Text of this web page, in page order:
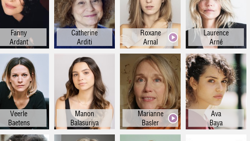
Arabe
Littéraire
Chinois
Portugais
Polonais
Kabyle
Vietnamien
Roumain
Créole
Arielle LÉVA
Valentine JAMMET
Thomas RAMON
Michelle LE GAFFRIC
Paul COURALET
Guillaume BÉNIT
Tous
Fanny
Ardant
Catherine
Arditi
Roxane
Arnal
Laurence
Arné
Veerle
Baetens
Manon
Balasuriya
Marianne
Basler
Ava
Baya